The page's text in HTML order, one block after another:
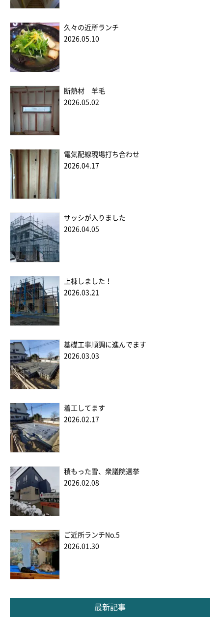
久々の近所ランチ
2026.05.10
断熱材 羊毛
2026.05.02
電気配線現場打ち合わせ
2026.04.17
サッシが入りました
2026.04.05
上棟しました！
2026.03.21
基礎工事順調に進んでます
2026.03.03
着工してます
2026.02.17
積もった雪、衆議院選挙
2026.02.08
ご近所ランチNo.5
2026.01.30
最新記事